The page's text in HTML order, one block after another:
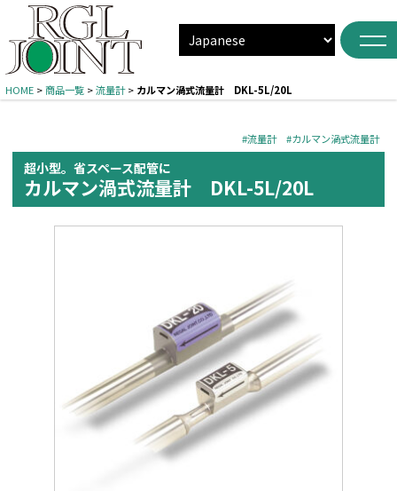
HOME>商品一覧>流量計> カルマン渦式流量計 DKL-5L/20L
#流量計 #カルマン渦式流量計
超小型。省スペース配管に
カルマン渦式流量計 DKL-5L/20L